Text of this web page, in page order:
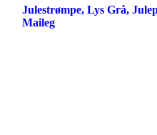
Julestrømpe, Lys Grå,
Maileg